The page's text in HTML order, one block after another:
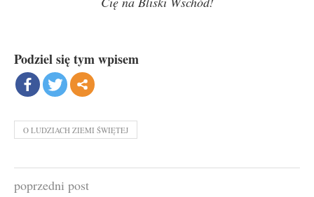
Podziel się tym wpisem
O LUDZIACH ZIEMI ŚWIĘTEJ
poprzedni post